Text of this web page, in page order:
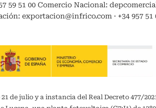
59 51 00 Comercio Nacional:
exportacion@infrico.com · +34 957 51
de julio y a instancia del Real Decreto 477/